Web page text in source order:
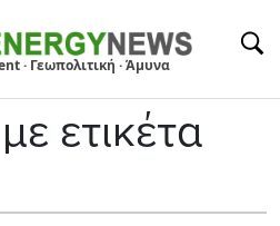
· Γεωπολιτική · Άμυνα
ετικέτα